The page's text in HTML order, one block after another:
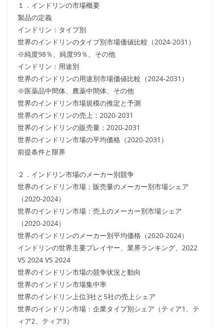
１．インドリンの市場概要
製品の定義
インドリン：タイプ別
世界のインドリンのタイプ別市場価値比較（2024-2031）
※純度98％、純度99％、その他
インドリン：用途別
世界のインドリンの用途別市場価値比較（2024-2031）
※医薬品中間体、農薬中間体、その他
世界のインドリン市場規模の推定と予測
世界のインドリンの売上：2020-2031
世界のインドリンの販売量：2020-2031
世界のインドリン市場の平均価格（2020-2031）
前提条件と限界
２．インドリン市場のメーカー別競争
世界のインドリン市場：販売量のメーカー別市場シェア
（2020-2024）
世界のインドリン市場：売上のメーカー別市場シェア
（2020-2024）
世界のインドリンのメーカー別平均価格（2020-2024）
インドリンの世界主要プレイヤー、業界ランキング、2022
VS 2024 VS 2024
世界のインドリン市場の競争状況と動向
世界のインドリン市場集中率
世界のインドリン上位3社と5社の売上シェア
世界のインドリン市場：企業タイプ別シェア（ティア1、テ
ィア2、ティア3）